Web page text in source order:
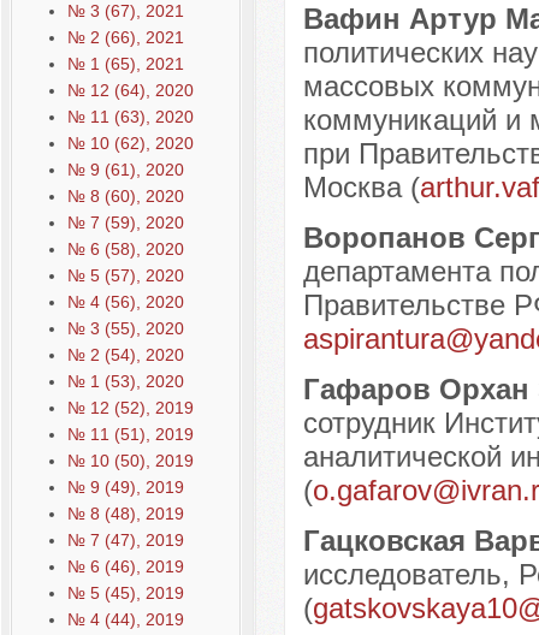
№ 3 (67), 2021
№ 2 (66), 2021
№ 1 (65), 2021
№ 12 (64), 2020
№ 11 (63), 2020
№ 10 (62), 2020
№ 9 (61), 2020
№ 8 (60), 2020
№ 7 (59), 2020
№ 6 (58), 2020
№ 5 (57), 2020
№ 4 (56), 2020
№ 3 (55), 2020
№ 2 (54), 2020
№ 1 (53), 2020
№ 12 (52), 2019
№ 11 (51), 2019
№ 10 (50), 2019
№ 9 (49), 2019
№ 8 (48), 2019
№ 7 (47), 2019
№ 6 (46), 2019
№ 5 (45), 2019
№ 4 (44), 2019
Вафин Артур
политических
массовых
коммуникаций и
при
Москва (
Воропанов
департамента
Правительстве
Гафаров Орхан
сотрудник
аналитической
(
Гацковская
исследователь,
(